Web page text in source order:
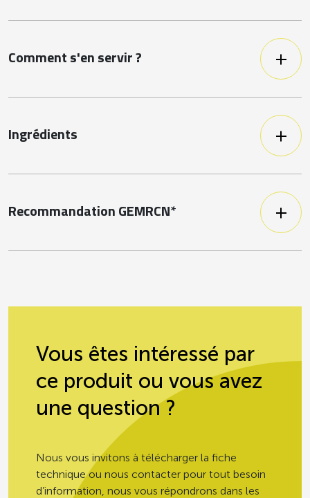
Comment s'en servir ?
ce qui le rend adapté aux convives
spécifiques. Découpés et cuits pour
vous faire gagner du temps, le reste est
Ingrédients
20×20.
Recommandation GEMRCN*
Enfants élémentaire 100 g
Adultes, adolescents et
personnes âgées à domicile
150 g
Personnes âgées en
institution
150 g
Vous êtes intéressé par
ce produit ou vous avez
une question ?
Nous vous invitons à télécharger la fiche
technique ou nous contacter pour tout besoin
d’information, nous vous répondrons dans les